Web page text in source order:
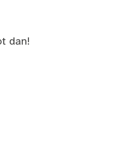
dan!